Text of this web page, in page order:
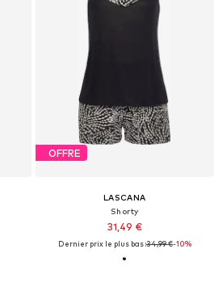
OFFRE
LASCANA
Shorty
31,49 €
Dernier prix le plus bas :34,99 €-10%